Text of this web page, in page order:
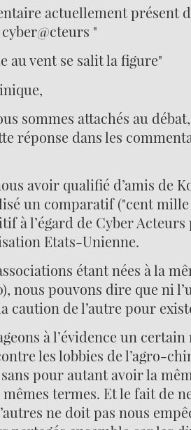
actuellement présent
"
au vent se salit la figure"
sommes attachés au
réponse dans les
avoir qualifié d’amis de
un comparatif ("cent
à l’égard de Cyber
Etats-Unienne.
étant nées à la
nous pouvons dire que ni
caution de l’autre pour
à l’évidence un
les lobbies de l’agro-
pour autant avoir la
termes. Et le fait de
ne doit pas nous